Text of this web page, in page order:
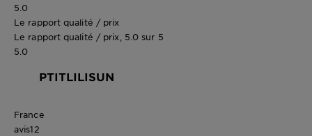
5.0
Le rapport qualité / prix
Le rapport qualité / prix, 5.0 sur 5
5.0
PTITLILISUN
France
avis12